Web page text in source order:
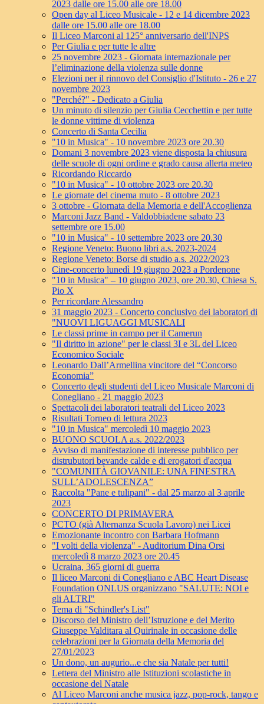
2023 dalle ore 15.00 alle ore 18.00
Open day al Liceo Musicale - 12 e 14 dicembre 2023
dalle ore 15.00 alle ore 18.00
Il Liceo Marconi al 125° anniversario dell'INPS
Per Giulia e per tutte le altre
25 novembre 2023 - Giornata internazionale per
l’eliminazione della violenza sulle donne
Elezioni per il rinnovo del Consiglio d'Istituto - 26 e 27
novembre 2023
"Perché?" - Dedicato a Giulia
Un minuto di silenzio per Giulia Cecchettin e per tutte
le donne vittime di violenza
Concerto di Santa Cecilia
"10 in Musica" - 10 novembre 2023 ore 20.30
Domani 3 novembre 2023 viene disposta la chiusura
delle scuole di ogni ordine e grado causa allerta meteo
Ricordando Riccardo
"10 in Musica" - 10 ottobre 2023 ore 20.30
Le giornate del cinema muto - 8 ottobre 2023
3 ottobre - Giornata della Memoria e dell'Accoglienza
Marconi Jazz Band - Valdobbiadene sabato 23
settembre ore 15.00
"10 in Musica" - 10 settembre 2023 ore 20.30
Regione Veneto: Buono libri a.s. 2023-2024
Regione Veneto: Borse di studio a.s. 2022/2023
Cine-concerto lunedì 19 giugno 2023 a Pordenone
"10 in Musica" – 10 giugno 2023, ore 20.30, Chiesa S.
Pio X
Per ricordare Alessandro
31 maggio 2023 - Concerto conclusivo dei laboratori di
"NUOVI LIGUAGGI MUSICALI
Le classi prime in campo per il Camerun
"Il diritto in azione" per le classi 3I e 3L del Liceo
Economico Sociale
Leonardo Dall’Armellina vincitore del “Concorso
Economia”
Concerto degli studenti del Liceo Musicale Marconi di
Conegliano - 21 maggio 2023
Spettacoli dei laboratori teatrali del Liceo 2023
Risultati Torneo di lettura 2023
"10 in Musica" mercoledì 10 maggio 2023
BUONO SCUOLA a.s. 2022/2023
Avviso di manifestazione di interesse pubblico per
distrubutori bevande calde e di erogatori d'acqua
"COMUNITÀ GIOVANILE: UNA FINESTRA
SULL’ADOLESCENZA”
Raccolta "Pane e tulipani" - dal 25 marzo al 3 aprile
2023
CONCERTO DI PRIMAVERA
PCTO (già Alternanza Scuola Lavoro) nei Licei
Emozionante incontro con Barbara Hofmann
"I volti della violenza" - Auditorium Dina Orsi
mercoledì 8 marzo 2023 ore 20.45
Ucraina, 365 giorni di guerra
Il liceo Marconi di Conegliano e ABC Heart Disease
Foundation ONLUS organizzano "SALUTE: NOI e
gli ALTRI"
Tema di "Schindler's List"
Discorso del Ministro dell’Istruzione e del Merito
Giuseppe Valditara al Quirinale in occasione delle
celebrazioni per la Giornata della Memoria del
27/01/2023
Un dono, un augurio...e che sia Natale per tutti!
Lettera del Ministro alle Istituzioni scolastiche in
occasione del Natale
Al Liceo Marconi anche musica jazz, pop-rock, tango e